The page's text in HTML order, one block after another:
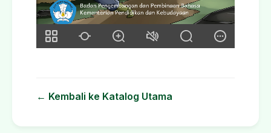
← Kembali ke Katalog Utama